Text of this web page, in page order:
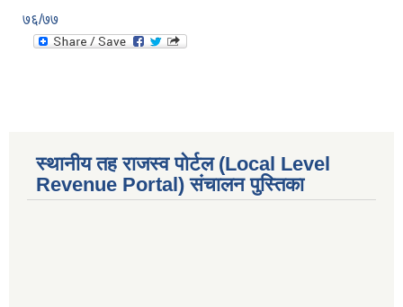
७६/७७
स्थानीय तह राजस्व पोर्टल (Local Level
Revenue Portal) संचालन पुस्तिका